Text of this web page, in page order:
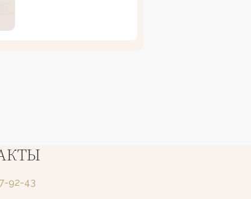
92-43